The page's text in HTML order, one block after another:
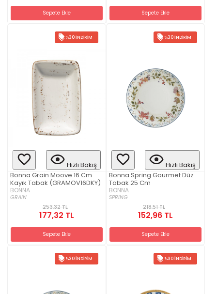
Sepete Ekle Sepete Ekle
%30 İNDIRIM
Hızlı Bakış
Bonna Grain Moove 16 Cm
Kayık Tabak (GRAMOV16DKY)
BONNA
GRAIN
253,32 TL
177,32 TL
Sepete Ekle
%30 İNDIRIM
Hızlı Bakış
Bonna Spring Gourmet Düz
Tabak 25 Cm
BONNA
SPRING
218,51 TL
152,96 TL
Sepete Ekle
%30 İNDIRIM %30 İNDIRIM